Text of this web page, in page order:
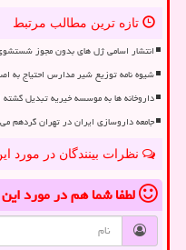
تازه ترین مطالب مرتبط
انتشار اسامی ژل های بدون مجوز
شیوه نامه توزیع شیر مدارس احتیاج به
داروخانه ها به موسسه خیریه تبدیل گشته
جامعه داروسازی ایران در تهران گردهم
نظرات بینندگان در مورد
لطفا شما همدر مورد